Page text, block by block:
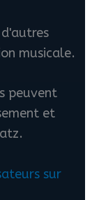
musicale.
peuvent
et
sur